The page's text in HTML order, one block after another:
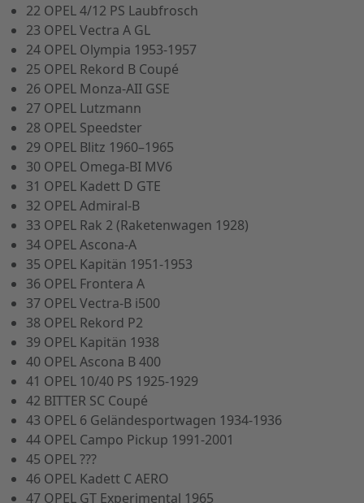
22 OPEL 4/12 PS Laubfrosch
23 OPEL Vectra A GL
24 OPEL Olympia 1953-1957
25 OPEL Rekord B Coupé
26 OPEL Monza-AII GSE
27 OPEL Lutzmann
28 OPEL Speedster
29 OPEL Blitz 1960–1965
30 OPEL Omega-BI MV6
31 OPEL Kadett D GTE
32 OPEL Admiral-B
33 OPEL Rak 2 (Raketenwagen 1928)
34 OPEL Ascona-A
35 OPEL Kapitän 1951-1953
36 OPEL Frontera A
37 OPEL Vectra-B i500
38 OPEL Rekord P2
39 OPEL Kapitän 1938
40 OPEL Ascona B 400
41 OPEL 10/40 PS 1925-1929
42 BITTER SC Coupé
43 OPEL 6 Geländesportwagen 1934-1936
44 OPEL Campo Pickup 1991-2001
45 OPEL ???
46 OPEL Kadett C AERO
47 OPEL GT Experimental 1965